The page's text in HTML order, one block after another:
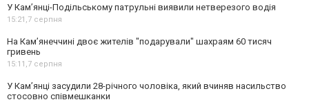
У Кам’янці-Подільському патрульні виявили нетверезого водія
15:21,7 серпня
На Камʼянеччині двоє жителів "подарували" шахраям 60 тисяч
гривень
15:11,7 серпня
У Камʼянці засудили 28-річного чоловіка, який вчиняв насильство
стосовно співмешканки